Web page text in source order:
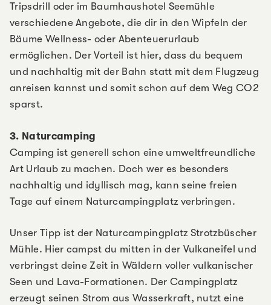
Tripsdrill oder im Baumhaushotel Seemühle
verschiedene Angebote, die dir in den Wipfeln der
Bäume Wellness- oder Abenteuerurlaub
ermöglichen. Der Vorteil ist hier, dass du bequem
und nachhaltig mit der Bahn statt mit dem Flugzeug
anreisen kannst und somit schon auf dem Weg CO2
sparst.
3. Naturcamping
Camping ist generell schon eine umweltfreundliche
Art Urlaub zu machen. Doch wer es besonders
nachhaltig und idyllisch mag, kann seine freien
Tage auf einem Naturcampingplatz verbringen.
Unser Tipp ist der Naturcampingplatz Strotzbüscher
Mühle. Hier campst du mitten in der Vulkaneifel und
verbringst deine Zeit in Wäldern voller vulkanischer
Seen und Lava-Formationen. Der Campingplatz
erzeugt seinen Strom aus Wasserkraft, nutzt eine